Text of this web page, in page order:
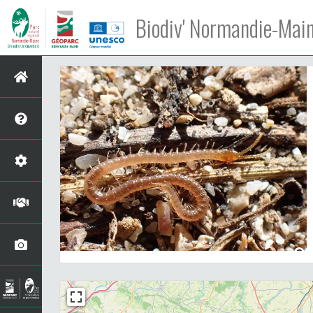
Biodiv' Normandie-